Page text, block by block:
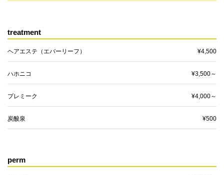
treatment
ヘアエステ（エバーリーフ） ¥4,500
ハホニコ ¥3,500～
プレミーク ¥4,000～
炭酸泉 ¥500
perm